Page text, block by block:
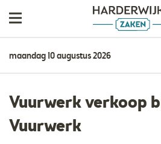
maandag 10 augustus 2026
Vuurwerk verkoop
Vuurwerk